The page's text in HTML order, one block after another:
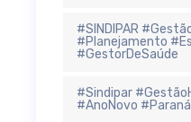
#SINDIPAR
#Planejamento
#GestorDeSaúde
#Sindipar
#AnoNovo #Paraná